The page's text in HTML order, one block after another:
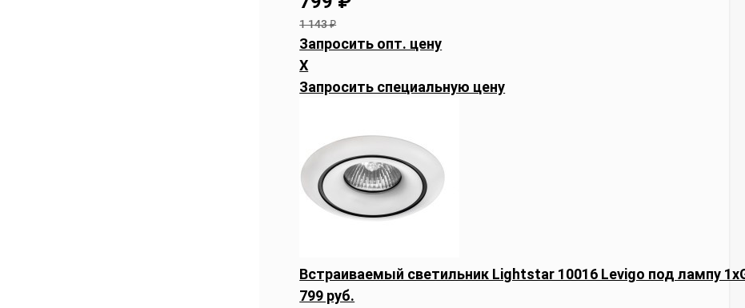
1 143₽
Запросить опт. цену
X
Запросить специальную цену
Встраиваемый светильник Lightstar 10016 Levigo под лампу
799 руб.